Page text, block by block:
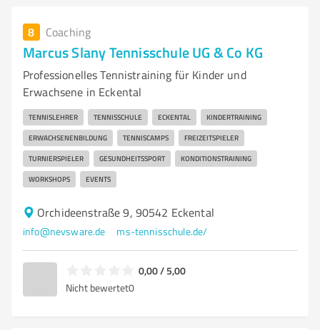
8 Coaching
Marcus Slany Tennisschule UG & Co KG
Professionelles Tennistraining für Kinder und
Erwachsene in Eckental
TENNISLEHRER TENNISSCHULE ECKENTAL KINDERTRAINING
ERWACHSENENBILDUNG TENNISCAMPS FREIZEITSPIELER
TURNIERSPIELER GESUNDHEITSSPORT KONDITIONSTRAINING
WORKSHOPS EVENTS
Orchideenstraße 9, 90542 Eckental
info@nevsware.de ms-tennisschule.de/
0,00 / 5,00
Nicht bewertet0